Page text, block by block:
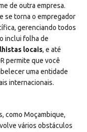
de outra empresa.
se torna o empregador
gerenciando todos
inclui folha de
locais, e até
permite que você
uma entidade
internacionais.
como Moçambique,
vários obstáculos